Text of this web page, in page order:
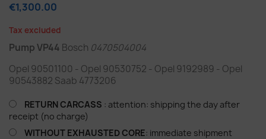
€1,300.00
Tax excluded
Pump VP44 Bosch 0470504004
Opel 90501100 - Opel 90530752 - Opel 9192989 - Opel
90543882 Saab 4773206
RETURN CARCASS : attention: shipping the day after
receipt (no charge)
WITHOUT EXHAUSTED CORE: immediate shipment